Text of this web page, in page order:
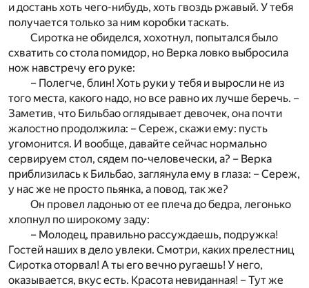
и достань хоть чего-нибудь, хоть гвоздь ржавый. У тебя
получается только за ним коробки таскать.
Сиротка не обиделся, хохотнул, попытался было
схватить со стола помидор, но Верка ловко выбросила
нож навстречу его руке:
– Полегче, блин! Хоть руки у тебя и выросли не из
того места, какого надо, но все равно их лучше беречь. –
Заметив, что Бильбао оглядывает девочек, она почти
жалостно продолжила: – Сереж, скажи ему: пусть
угомонится. И вообще, давайте сейчас нормально
сервируем стол, сядем по-человечески, а? – Верка
приблизилась к Бильбао, заглянула ему в глаза: – Сереж,
у нас же не просто пьянка, а повод, так же?
Он провел ладонью от ее плеча до бедра, легонько
хлопнул по широкому заду:
– Молодец, правильно рассуждаешь, подружка!
Гостей наших в дело увлеки. Смотри, каких прелестниц
Сиротка оторвал! А ты его вечно ругаешь! У него,
оказывается, вкус есть. Красота невиданная! – Тут же